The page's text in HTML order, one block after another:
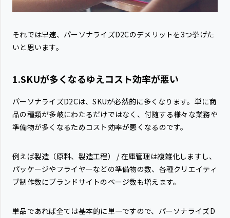
それでは早速、パーソナライズD2Cのデメリットを3つ挙げた
いと思います。
1.SKUが多くなるゆえコスト効率が悪い
パーソナライズD2Cは、SKUが必然的に多くなります。単に商
品の種類が多岐にわたるだけではなく、付随する様々な業務や
準備物が多くなるためコスト効率が悪くなるのです。
例えば製造（原料、製造工程） / 在庫管理は複雑化しますし、
パッケージやフライヤーなどの準備物の数、各種クリエイティ
ブ制作数にブランドサイトのページ数も増えます。
単品であれば全ては基本的に単一ですので、パーソナライズD